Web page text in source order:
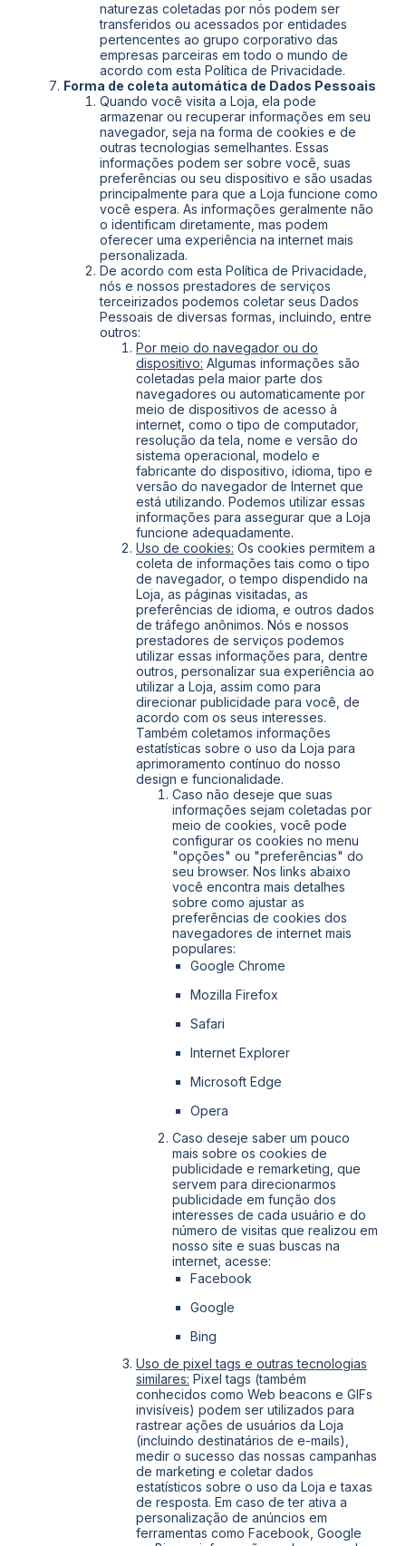
naturezas coletadas por nós podem ser
transferidos ou acessados por entidades
pertencentes ao grupo corporativo das
empresas parceiras em todo o mundo de
acordo com esta Política de Privacidade.
Forma de coleta automática de Dados Pessoais
Quando você visita a Loja, ela pode
armazenar ou recuperar informações em seu
navegador, seja na forma de cookies e de
outras tecnologias semelhantes. Essas
informações podem ser sobre você, suas
preferências ou seu dispositivo e são usadas
principalmente para que a Loja funcione como
você espera. As informações geralmente não
o identificam diretamente, mas podem
oferecer uma experiência na internet mais
personalizada.
De acordo com esta Política de Privacidade,
nós e nossos prestadores de serviços
terceirizados podemos coletar seus Dados
Pessoais de diversas formas, incluindo, entre
outros:
Por meio do navegador ou do
dispositivo: Algumas informações são
coletadas pela maior parte dos
navegadores ou automaticamente por
meio de dispositivos de acesso à
internet, como o tipo de computador,
resolução da tela, nome e versão do
sistema operacional, modelo e
fabricante do dispositivo, idioma, tipo e
versão do navegador de Internet que
está utilizando. Podemos utilizar essas
informações para assegurar que a Loja
funcione adequadamente.
Uso de cookies: Os cookies permitem a
coleta de informações tais como o tipo
de navegador, o tempo dispendido na
Loja, as páginas visitadas, as
preferências de idioma, e outros dados
de tráfego anônimos. Nós e nossos
prestadores de serviços podemos
utilizar essas informações para, dentre
outros, personalizar sua experiência ao
utilizar a Loja, assim como para
direcionar publicidade para você, de
acordo com os seus interesses.
Também coletamos informações
estatísticas sobre o uso da Loja para
aprimoramento contínuo do nosso
design e funcionalidade.
Caso não deseje que suas
informações sejam coletadas por
meio de cookies, você pode
configurar os cookies no menu
"opções" ou "preferências" do
seu browser. Nos links abaixo
você encontra mais detalhes
sobre como ajustar as
preferências de cookies dos
navegadores de internet mais
populares:
Google Chrome
Mozilla Firefox
Safari
Internet Explorer
Microsoft Edge
Opera
Caso deseje saber um pouco
mais sobre os cookies de
publicidade e remarketing, que
servem para direcionarmos
publicidade em função dos
interesses de cada usuário e do
número de visitas que realizou em
nosso site e suas buscas na
internet, acesse:
Facebook
Google
Bing
Uso de pixel tags e outras tecnologias
similares: Pixel tags (também
conhecidos como Web beacons e GIFs
invisíveis) podem ser utilizados para
rastrear ações de usuários da Loja
(incluindo destinatários de e-mails),
medir o sucesso das nossas campanhas
de marketing e coletar dados
estatísticos sobre o uso da Loja e taxas
de resposta. Em caso de ter ativa a
personalização de anúncios em
ferramentas como Facebook, Google